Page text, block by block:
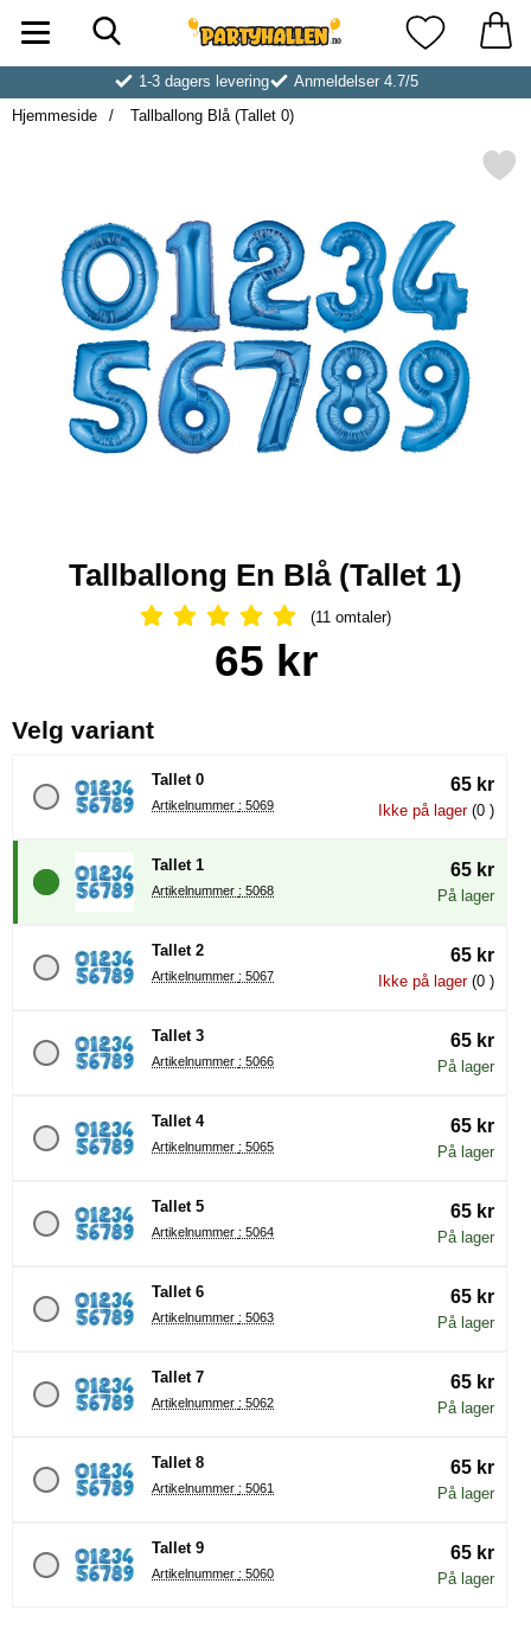
Startsiden for Partyhallen ABMine
1-3 dagers levering
Anmeldelser 4.7/5
Hjemmeside
Tallballong Blå (Tallet 0)
Merk tallballong Blå
Tallballong En Blå (Tallet 1)
Vurdering: 5 Stjerne, Gå til alle
(11 omtaler)
Handle dette produktet, Tallballong En Blå
pris
65 kr
Velg variant, (å velge en ny radioknapp vil
Tallet 0
Artikelnummer : 5069
65 kr
Ikke på lager(0 )
Tallet 1
Artikelnummer : 5068
65 kr
På lager
Tallet 2
Artikelnummer : 5067
65 kr
Ikke på lager(0 )
Tallet 3
Artikelnummer : 5066
65 kr
På lager
Tallet 4
Artikelnummer : 5065
65 kr
På lager
Tallet 5
Artikelnummer : 5064
65 kr
På lager
Tallet 6
Artikelnummer : 5063
65 kr
På lager
Tallet 7
Artikelnummer : 5062
65 kr
På lager
Tallet 8
Artikelnummer : 5061
65 kr
På lager
Tallet 9
Artikelnummer : 5060
65 kr
På lager